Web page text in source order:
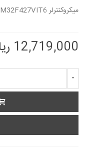
میکروکنترلر STM32F427VIT6 - اورجینال-New and original+گارانتی
12,719,000 ریال
-